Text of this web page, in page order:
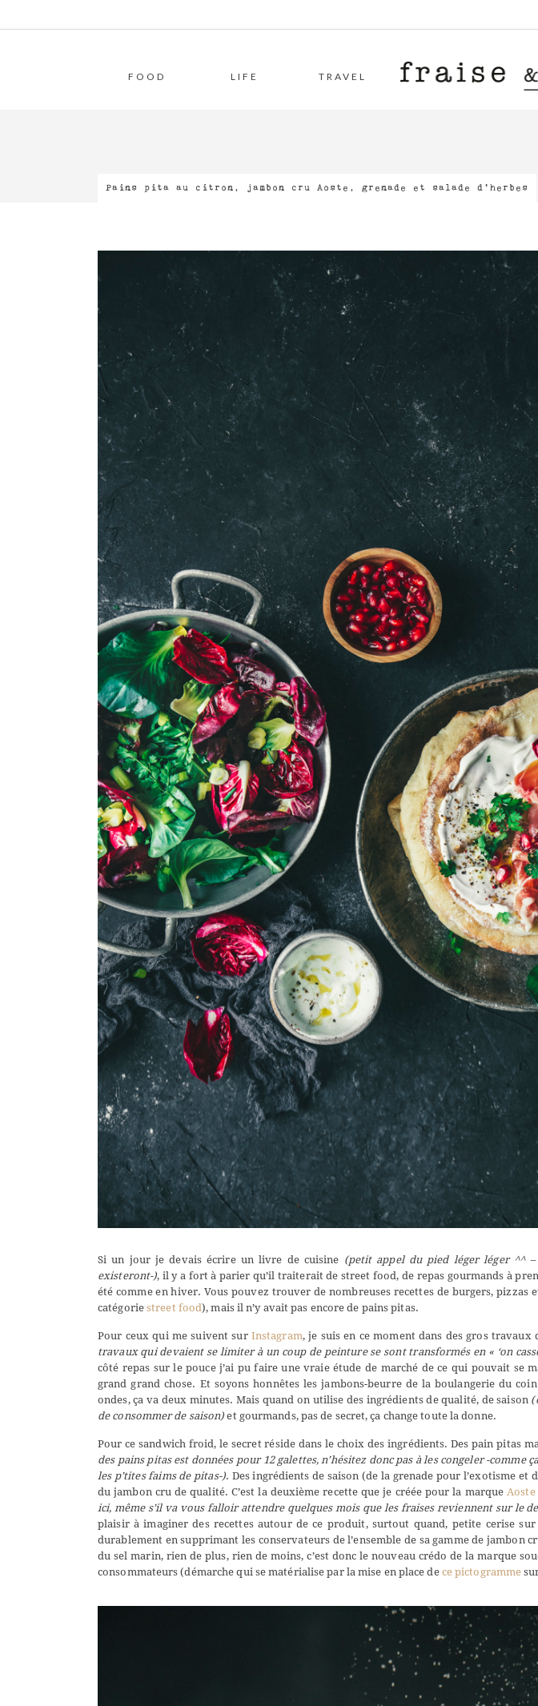
FOOD LIFE TRAVEL
Pains pita au citron, jambon cru Aoste, grenade et salade d’herbes
Si un jour je devais écrire un livre de cuisine (petit appel du pied léger léger ^^
existeront-), il y a fort à parier qu’il traiterait de street food, de repas gourmands à
été comme en hiver. Vous pouvez trouver de nombreuses recettes de burgers, pizzas
catégorie street food), mais il n’y avait pas encore de pains pitas.
Pour ceux qui me suivent sur Instagram, je suis en ce moment dans des gros
travaux qui devaient se limiter à un coup de peinture se sont transformés en « ‘on
côté repas sur le pouce j’ai pu faire une vraie étude de marché de ce qui pouvait se
grand grand chose. Et soyons honnêtes les jambons-beurre de la boulangerie du
ondes, ça va deux minutes. Mais quand on utilise des ingrédients de qualité, de saison
de consommer de saison) et gourmands, pas de secret, ça change toute la donne.
Pour ce sandwich froid, le secret réside dans le choix des ingrédients. Des pain pitas
des pains pitas est données pour 12 galettes, n’hésitez donc pas à les congeler -comme
les p’tites faims de pitas-). Des ingrédients de saison (de la grenade pour l’exotisme et
du jambon cru de qualité. C’est la deuxième recette que je créée pour la marqueAoste
ici, même s’il va vous falloir attendre quelques mois que les fraises reviennent sur le
plaisir à imaginer des recettes autour de ce produit, surtout quand, petite cerise sur
durablement en supprimant les conservateurs de l’ensemble de sa gamme de jambon
du sel marin, rien de plus, rien de moins, c’est donc le nouveau crédo de la marque
consommateurs (démarche qui se matérialise par la mise en place de ce pictogramme